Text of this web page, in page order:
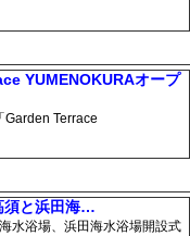
YUMENOKURAオープ
Terrace
須と浜田海…
水浴場、浜田海水浴場開設式